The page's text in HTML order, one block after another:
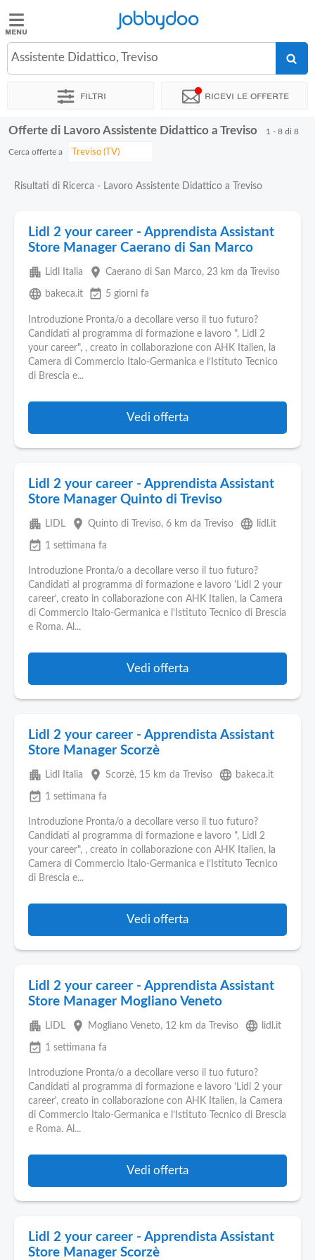
Jobbydoo
Offerte
Stipendi
Elenco
Blog
Pubblica
Offerte
Area
Jobbydoo
Assistente Didattico, Treviso
Filtri Ricevi le offerte
Offerte di Lavoro Assistente Didattico a Treviso 1 - 8 di 8
Cerca offerte a
Risultati di Ricerca - Lavoro Assistente Didattico a Treviso
Lidl 2 your career - Apprendista Assistant
Store Manager Caerano di San Marco
apartment Lidl Italia place Caerano di San Marco, 23 km da Treviso
language bakeca.it event_available 5 giorni fa
Introduzione Pronta/o a decollare verso il tuo futuro?
Candidati al programma di formazione e lavoro ", Lidl 2
your career", , creato in collaborazione con AHK Italien, la
Camera di Commercio Italo-Germanica e l’Istituto Tecnico
di Brescia e...
Vedi offerta
Lidl 2 your career - Apprendista Assistant
Store Manager Quinto di Treviso
apartment LIDL place Quinto di Treviso, 6 km da Treviso language lidl.it
event_available 1 settimana fa
Introduzione Pronta/o a decollare verso il tuo futuro?
Candidati al programma di formazione e lavoro 'Lidl 2 your
career', creato in collaborazione con AHK Italien, la Camera
di Commercio Italo-Germanica e l’Istituto Tecnico di Brescia
e Roma. Al...
Vedi offerta
Lidl 2 your career - Apprendista Assistant
Store Manager Scorzè
apartment Lidl Italia place Scorzè, 15 km da Treviso language bakeca.it
event_available 1 settimana fa
Introduzione Pronta/o a decollare verso il tuo futuro?
Candidati al programma di formazione e lavoro ", Lidl 2
your career", , creato in collaborazione con AHK Italien, la
Camera di Commercio Italo-Germanica e l’Istituto Tecnico
di Brescia e...
Vedi offerta
Lidl 2 your career - Apprendista Assistant
Store Manager Mogliano Veneto
apartment LIDL place Mogliano Veneto, 12 km da Treviso language lidl.it
event_available 1 settimana fa
Introduzione Pronta/o a decollare verso il tuo futuro?
Candidati al programma di formazione e lavoro 'Lidl 2 your
career', creato in collaborazione con AHK Italien, la Camera
di Commercio Italo-Germanica e l’Istituto Tecnico di Brescia
e Roma. Al...
Vedi offerta
Lidl 2 your career - Apprendista Assistant
Store Manager Scorzè